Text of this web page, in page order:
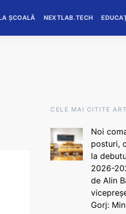
ȘCOALĂ NEXTLAB.TECH
CELE MAI CITITE
Noi
posturi,
la
2026-
de Alin
Gorj: